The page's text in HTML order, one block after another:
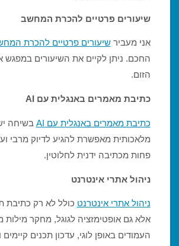
שיעורים פרטיים להכרת המחשב
אני מעבירשיעורים פרטיים להכרת
החכם. ניתן לקיים את השיעורים במפגש
הזום.
כתיבת מאמרים באנגלית עם AI
כתיבת מאמרים באנגלית עם AI
בשיחה
מלאכותית מאפשרת להגיע לדיוק מרבי
פחות מכתיבה ידנית לחלוטין.
ניהול אתרי אינטרנט
ניהול אתרי אינטרנט כולל לא רק כתיבת
אלא גם אופטימזציה לגוגל, מחקר מילות
העמודים באופן לוגי, עדכון תכנים קיימים